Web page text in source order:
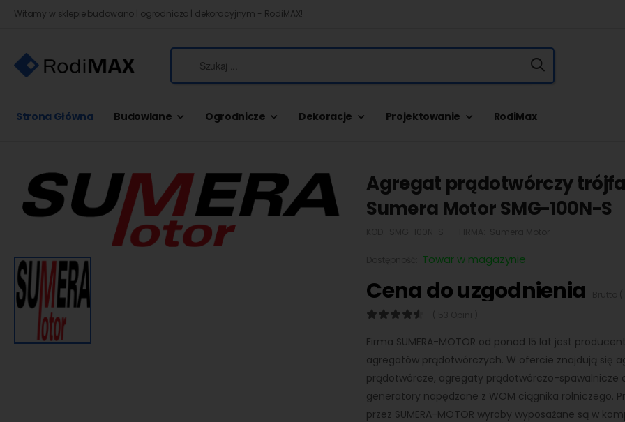
Witamy w sklepie budowano | ogrodniczo | dekoracyjnym - RodiMAX!
Strona Główna Budowlane Ogrodnicze Dekoracje Projektowanie RodiMax
Agregat prądotwórczy
Sumera Motor SMG-100N-S
Towar w magazynie
Cena do uzgodnienia
Firma SUMERA-MOTOR od ponad 15 lat jest
agregatów prądotwórczych. W ofercie znajdują się
prądotwórcze, agregaty prądotwórczo-spawalnicze
generatory napędzane z WOM ciągnika rolniczego.
przez SUMERA-MOTOR wyroby wyposażane są w